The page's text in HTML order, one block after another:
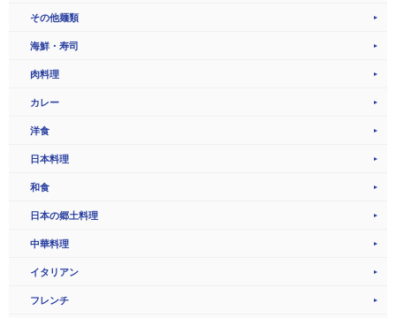
その他麺類
海鮮・寿司
肉料理
カレー
洋食
日本料理
和食
日本の郷土料理
中華料理
イタリアン
フレンチ